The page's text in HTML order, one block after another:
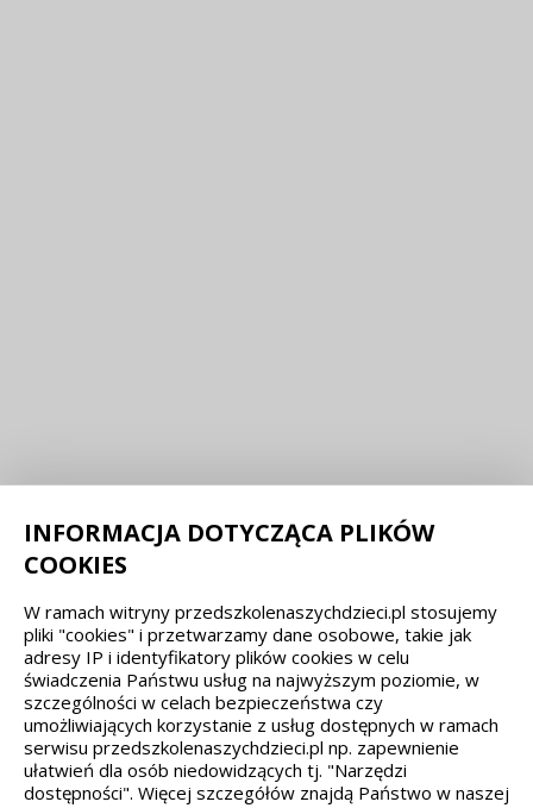
INFORMACJA DOTYCZĄCA PLIKÓW
COOKIES
W ramach witryny przedszkolenaszychdzieci.pl stosujemy
pliki "cookies" i przetwarzamy dane osobowe, takie jak
adresy IP i identyfikatory plików cookies w celu
świadczenia Państwu usług na najwyższym poziomie, w
szczególności w celach bezpieczeństwa czy
umożliwiających korzystanie z usług dostępnych w ramach
serwisu przedszkolenaszychdzieci.pl np. zapewnienie
ułatwień dla osób niedowidzących tj. "Narzędzi
dostępności". Więcej szczegółów znajdą Państwo w naszej